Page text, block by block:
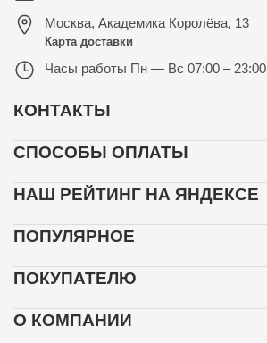
Москва, Академика Королёва, 13
Карта доставки
Часы работы Пн — Вс 07:00 – 23:00
КОНТАКТЫ
СПОСОБЫ ОПЛАТЫ
НАШ РЕЙТИНГ НА ЯНДЕКСЕ
ПОПУЛЯРНОЕ
ПОКУПАТЕЛЮ
О КОМПАНИИ